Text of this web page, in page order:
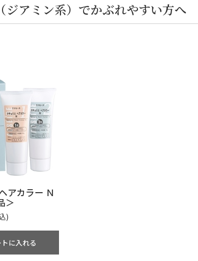
ジアミン系）でかぶれやすい方へ
アカラー Ｎ
＞
に入れる